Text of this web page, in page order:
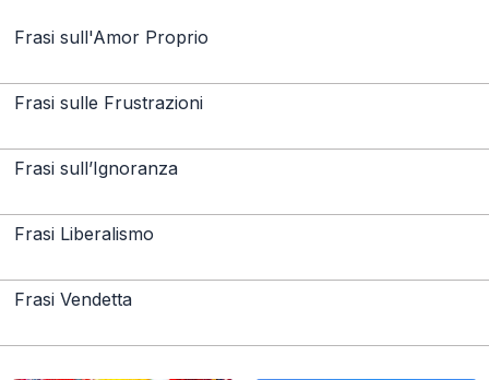
Frasi sull'Amor Proprio
Frasi sulle Frustrazioni
Frasi sull’Ignoranza
Frasi Liberalismo
Frasi Vendetta